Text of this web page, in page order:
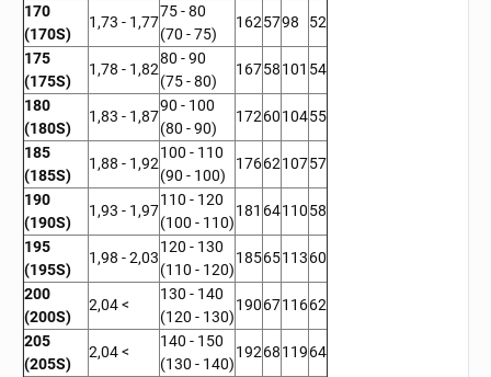
170
(170S)
1,73 - 1,77
75 - 80
(70 - 75)
1625798 52
175
(175S)
1,78 - 1,82
80 - 90
(75 - 80)
16758101 54
180
(180S)
1,83 - 1,87
90 - 100
(80 - 90)
1726010455
185
(185S)
1,88 - 1,92
100 - 110
(90 - 100)
1766210757
190
(190S)
1,93 - 1,97
110 - 120
(100 - 110)
181 6411058
195
(195S)
1,98 - 2,03
120 - 130
(110 - 120)
1856511360
200
(200S)
2,04 <
130 - 140
(120 - 130)
1906711662
205
(205S)
2,04 <
140 - 150
(130 - 140)
1926811964